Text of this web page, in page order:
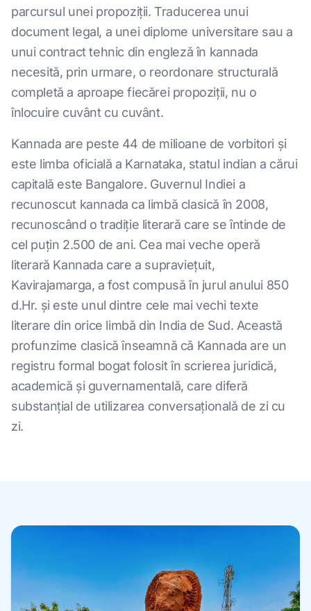
parcursul unei propoziții. Traducerea unui
document legal, a unei diplome universitare sau a
unui contract tehnic din engleză în kannada
necesită, prin urmare, o reordonare structurală
completă a aproape fiecărei propoziții, nu o
înlocuire cuvânt cu cuvânt.
Kannada are peste 44 de milioane de vorbitori și
este limba oficială a Karnataka, statul indian a cărui
capitală este Bangalore. Guvernul Indiei a
recunoscut kannada ca limbă clasică în 2008,
recunoscând o tradiție literară care se întinde de
cel puțin 2.500 de ani. Cea mai veche operă
literară Kannada care a supraviețuit,
Kavirajamarga, a fost compusă în jurul anului 850
d.Hr. și este unul dintre cele mai vechi texte
literare din orice limbă din India de Sud. Această
profunzime clasică înseamnă că Kannada are un
registru formal bogat folosit în scrierea juridică,
academică și guvernamentală, care diferă
substanțial de utilizarea conversațională de zi cu
zi.